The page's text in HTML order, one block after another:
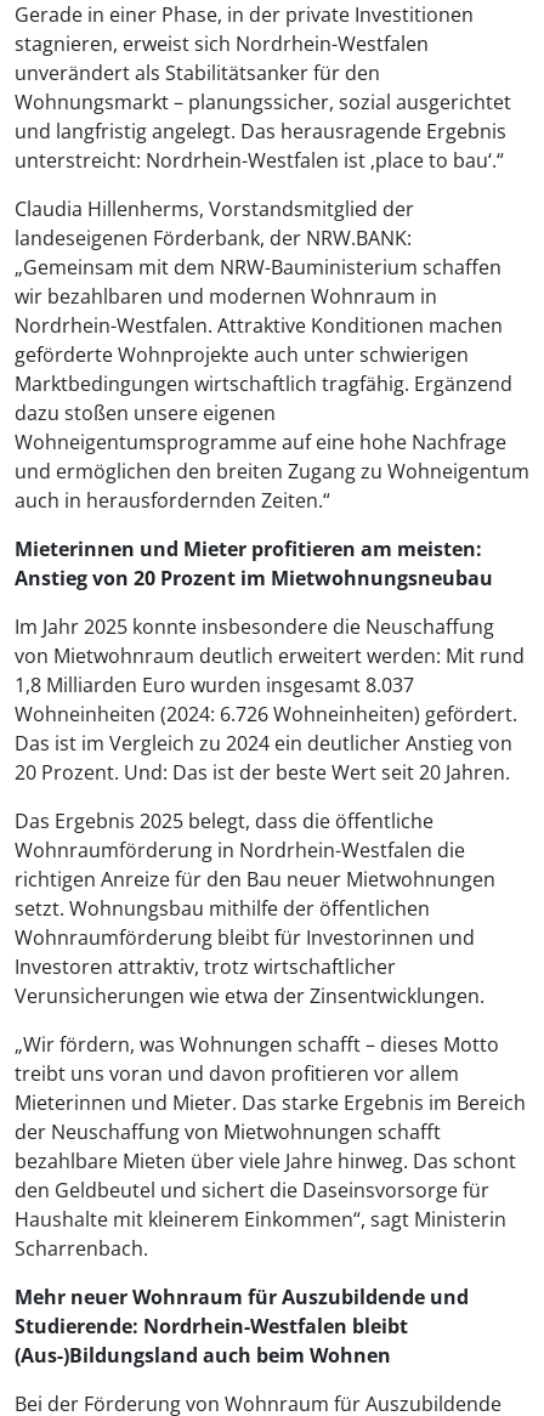
Gerade in einer Phase, in der private Investitionen
stagnieren, erweist sich Nordrhein-Westfalen
unverändert als Stabilitätsanker für den
Wohnungsmarkt – planungssicher, sozial ausgerichtet
und langfristig angelegt. Das herausragende Ergebnis
unterstreicht: Nordrhein-Westfalen ist ‚place to bau‘.“
Claudia Hillenherms, Vorstandsmitglied der
landeseigenen Förderbank, der NRW.BANK:
„Gemeinsam mit dem NRW-Bauministerium schaffen
wir bezahlbaren und modernen Wohnraum in
Nordrhein-Westfalen. Attraktive Konditionen machen
geförderte Wohnprojekte auch unter schwierigen
Marktbedingungen wirtschaftlich tragfähig. Ergänzend
dazu stoßen unsere eigenen
Wohneigentumsprogramme auf eine hohe Nachfrage
und ermöglichen den breiten Zugang zu Wohneigentum
auch in herausfordernden Zeiten.“
Mieterinnen und Mieter profitieren am meisten:
Anstieg von 20 Prozent im Mietwohnungsneubau
Im Jahr 2025 konnte insbesondere die Neuschaffung
von Mietwohnraum deutlich erweitert werden: Mit rund
1,8 Milliarden Euro wurden insgesamt 8.037
Wohneinheiten (2024: 6.726 Wohneinheiten) gefördert.
Das ist im Vergleich zu 2024 ein deutlicher Anstieg von
20 Prozent. Und: Das ist der beste Wert seit 20 Jahren.
Das Ergebnis 2025 belegt, dass die öffentliche
Wohnraumförderung in Nordrhein-Westfalen die
richtigen Anreize für den Bau neuer Mietwohnungen
setzt. Wohnungsbau mithilfe der öffentlichen
Wohnraumförderung bleibt für Investorinnen und
Investoren attraktiv, trotz wirtschaftlicher
Verunsicherungen wie etwa der Zinsentwicklungen.
„Wir fördern, was Wohnungen schafft – dieses Motto
treibt uns voran und davon profitieren vor allem
Mieterinnen und Mieter. Das starke Ergebnis im Bereich
der Neuschaffung von Mietwohnungen schafft
bezahlbare Mieten über viele Jahre hinweg. Das schont
den Geldbeutel und sichert die Daseinsvorsorge für
Haushalte mit kleinerem Einkommen“, sagt Ministerin
Scharrenbach.
Mehr neuer Wohnraum für Auszubildende und
Studierende: Nordrhein-Westfalen bleibt
(Aus-)Bildungsland auch beim Wohnen
Bei der Förderung von Wohnraum für Auszubildende